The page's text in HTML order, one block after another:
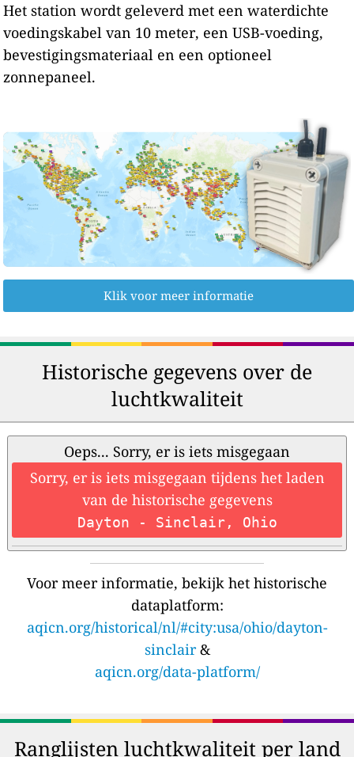
Het station wordt geleverd met een waterdichte
voedingskabel van 10 meter, een USB-voeding,
bevestigingsmateriaal en een optioneel
zonnepaneel.
Klik voor meer informatie
Historische gegevens over de
luchtkwaliteit
Oeps... Sorry, er is iets misgegaan
Sorry, er is iets misgegaan tijdens het laden
van de historische gegevens
Dayton - Sinclair, Ohio
Voor meer informatie, bekijk het historische
dataplatform:
aqicn.org/historical/nl/#city:usa/ohio/dayton-
sinclair&
aqicn.org/data-platform/
Ranglijsten luchtkwaliteit per land